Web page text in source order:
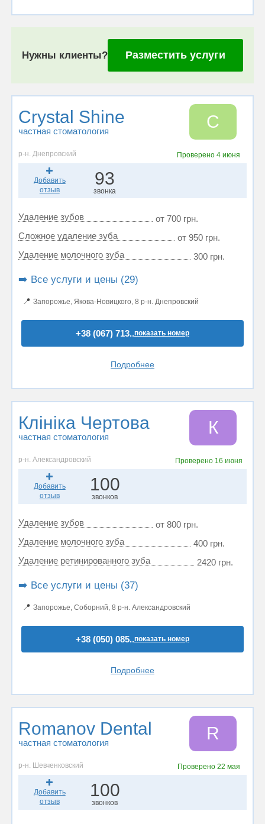
Нужны клиенты? Разместить услуги
Crystal Shine
частная стоматология C
р-н. Днепровский Проверено4 июня
Добавить
отзыв
93
звонка
Удаление зубов
от 700 грн.
Сложное удаление зуба
от 950 грн.
Удаление молочного зуба
300 грн.
➡️ Все услуги и цены (29)
📍 Запорожье, Якова-Новицкого, 8 р-н. Днепровский
+38 (067) 713..показать номер
Подробнее
Клініка Чертова
частная стоматология К
р-н. Александровский Проверено 16 июня
Добавить
отзыв
100
звонков
Удаление зубов
от 800 грн.
Удаление молочного зуба
400 грн.
Удаление ретинированного зуба
2420 грн.
➡️ Все услуги и цены (37)
📍 Запорожье, Соборний, 8 р-н. Александровский
+38 (050) 085..показать номер
Подробнее
Romanov Dental
частная стоматология R
р-н. Шевченковский Проверено 22 мая
Добавить
отзыв
100
звонков